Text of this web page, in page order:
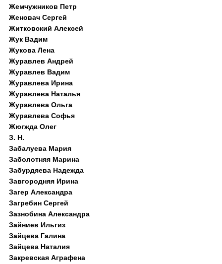
Жемчужников Петр
Женовач Сергей
Житковский Алексей
Жук Вадим
Жукова Лена
Журавлев Андрей
Журавлев Вадим
Журавлева Ирина
Журавлева Наталья
Журавлева Ольга
Журавлева Софья
Жюгжда Олег
З. Н.
Забалуева Мария
Заболотняя Марина
Забурдяева Надежда
Завгородняя Ирина
Загер Александра
Загребин Сергей
Зазнобина Александра
Зайниев Ильгиз
Зайцева Галина
Зайцева Наталия
Закревская Аграфена